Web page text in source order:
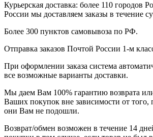
Курьерская доставка: более 110 городов
России мы доставляем заказы в течение
Более 300 пунктов самовывоза по РФ.
Отправка заказов Почтой России 1-м
При оформлении заказа система
все возможные варианты доставки.
Мы даем Вам 100% гарантию возврата
Ваших покупок вне зависимости от
они Вам не подошли.
Возврат/обмен возможен в течение 14